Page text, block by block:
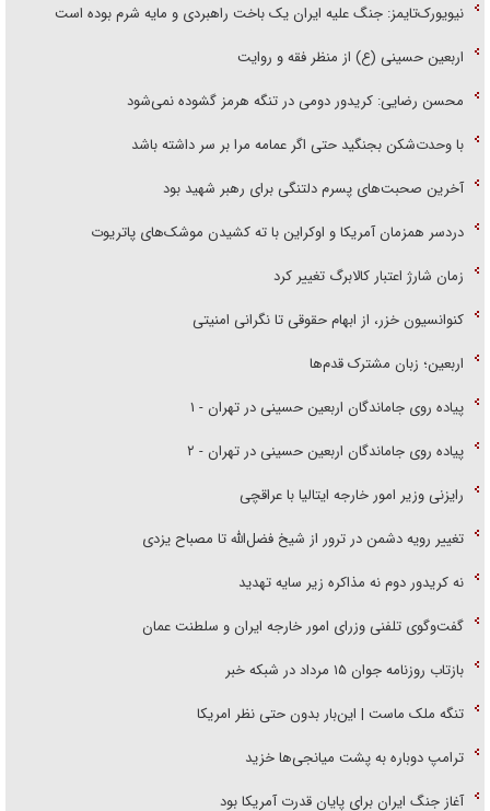
نیویورک‌تایمز: جنگ علیه ایران یک باخت راهبردی و مایه شرم بوده است
اربعین حسینی (ع) از منظر فقه و روایت
محسن رضایی: کریدور دومی در تنگه هرمز گشوده نمی‌شود
با وحدت‌شکن بجنگید حتی اگر عمامه مرا بر سر داشته باشد
آخرین صحبت‌های پسرم دلتنگی برای رهبر شهید بود
دردسر همزمان آمریکا و اوکراین با ته کشیدن موشک‌های پاتریوت
زمان شارژ اعتبار کالابرگ تغییر کرد
کنوانسیون خزر، از ابهام حقوقی تا نگرانی امنیتی
اربعین؛ زبان مشترک قدم‌ها
پیاده روی جاماندگان اربعین حسینی در تهران - ۱
پیاده روی جاماندگان اربعین حسینی در تهران - ۲
رایزنی وزیر امور خارجه ایتالیا با عراقچی
تغییر رویه دشمن در ترور از شیخ فضل‌الله تا مصباح یزدی
نه کریدور دوم نه مذاکره زیر سایه تهدید
گفت‌وگوی تلفنی وزرای امور خارجه ایران و سلطنت عمان
بازتاب روزنامه جوان ۱۵ مرداد در شبکه خبر
تنگه ملک ماست | این‌بار بدون حتی نظر امریکا
ترامپ دوباره به پشت میانجی‌ها خزید
آغاز جنگ ایران برای پایان قدرت آمریکا بود